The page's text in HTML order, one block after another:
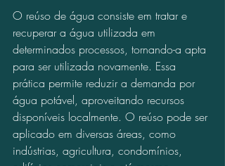
O reúso de água consiste em tratar e
recuperar a água utilizada em
determinados processos, tornando-a apta
para ser utilizada novamente. Essa
prática permite reduzir a demanda por
água potável, aproveitando recursos
disponíveis localmente. O reúso pode ser
aplicado em diversas áreas, como
indústrias, agricultura, condomínios,